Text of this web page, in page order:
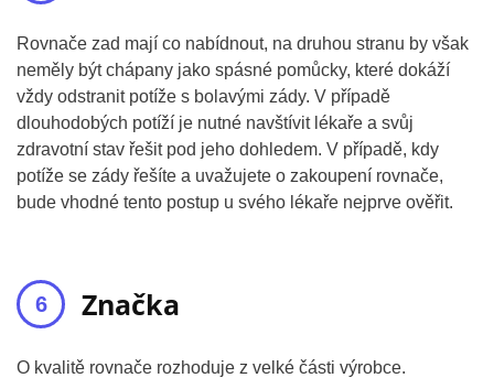
Rovnače zad mají co nabídnout, na druhou stranu by však
neměly být chápany jako spásné pomůcky, které dokáží
vždy odstranit potíže s bolavými zády. V případě
dlouhodobých potíží je nutné navštívit lékaře a svůj
zdravotní stav řešit pod jeho dohledem. V případě, kdy
potíže se zády řešíte a uvažujete o zakoupení rovnače,
bude vhodné tento postup u svého lékaře nejprve ověřit.
Značka
O kvalitě rovnače rozhoduje z velké části výrobce.